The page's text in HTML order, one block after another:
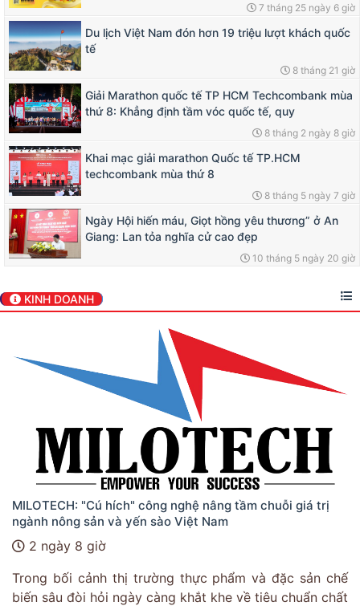
7 tháng 25 ngày 6 giờ
Du lịch Việt Nam đón hơn 19 triệu lượt khách quốc
tế
8 tháng 21 giờ
Giải Marathon quốc tế TP HCM Techcombank mùa
thứ 8: Khẳng định tầm vóc quốc tế, quy
8 tháng 2 ngày 8 giờ
Khai mạc giải marathon Quốc tế TP.HCM
techcombank mùa thứ 8
8 tháng 5 ngày 7 giờ
Ngày Hội hiến máu, Giọt hồng yêu thương” ở An
Giang: Lan tỏa nghĩa cử cao đẹp
10 tháng 5 ngày 20 giờ
KINH DOANH
MILOTECH: "Cú hích" công nghệ nâng tầm chuỗi giá trị
ngành nông sản và yến sào Việt Nam
2 ngày 8 giờ
Trong bối cảnh thị trường thực phẩm và đặc sản chế
biến sâu đòi hỏi ngày càng khắt khe về tiêu chuẩn chất